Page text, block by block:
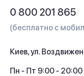
Кэшбек
0 800 201 865
(бесплатно с
Киев, ул.
Пн - Пт 9:00 - 20:00